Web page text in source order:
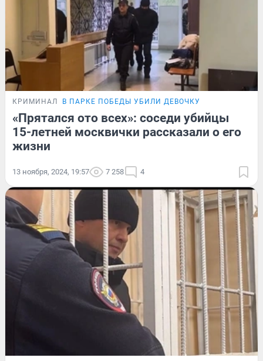
КРИМИНАЛ В ПАРКЕ ПОБЕДЫ УБИЛИ ДЕВОЧКУ
«Прятался ото всех»: соседи убийцы
15-летней москвички рассказали о его
жизни
13 ноября, 2024, 19:57 7 258 4